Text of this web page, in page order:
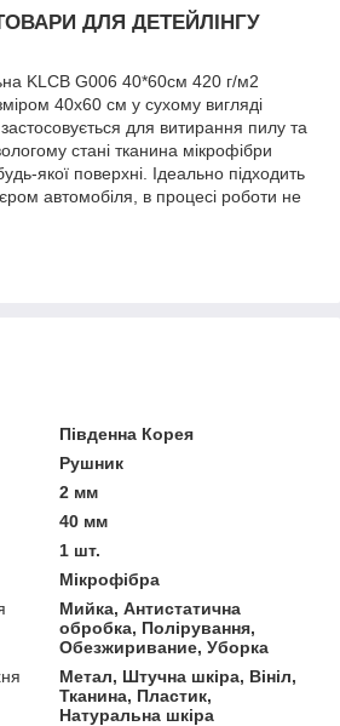
ДЛЯ ДЕТЕЙЛІНГУ
KLCB G006 40*60см 420 г/м2
40х60 см у сухому вигляді
для витирання пилу та
стані тканина мікрофібри
якої поверхні. Ідеально підходить
автомобіля, в процесі роботи не
Південна Корея
Рушник
2 мм
40 мм
1 шт.
Мікрофібра
Мийка, Антистатична
обробка, Полірування,
Обезжиривание, Уборка
Метал, Штучна шкіра, Вініл,
Тканина, Пластик,
Натуральна шкіра